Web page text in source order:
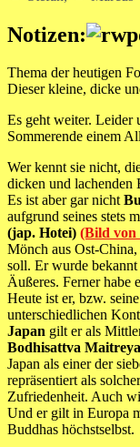
Notizen:
Thema der heutigen
Dieser kleine, dicke
Es geht weiter.
Sommerende einem
Wer kennt sie nicht,
dicken und lachenden
Es ist aber gar nicht
aufgrund seines stets
(jap. Hotei) (Bild von
Mönch aus Ost-China,
soll. Er wurde
Äußeres. Ferner habe
Heute ist er, bzw.
unterschiedlichen
Japan gilt er als
Bodhisattva Maitreya
Japan als einer der
repräsentiert als
Zufriedenheit. Auch
Und er gilt in Europa
Buddhas höchstselbst.